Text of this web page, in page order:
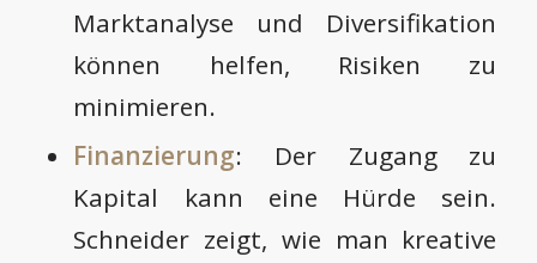
Marktanalyse und Diversifikation
können helfen, Risiken zu
minimieren.
Finanzierung: Der Zugang zu
Kapital kann eine Hürde sein.
Schneider zeigt, wie man kreative